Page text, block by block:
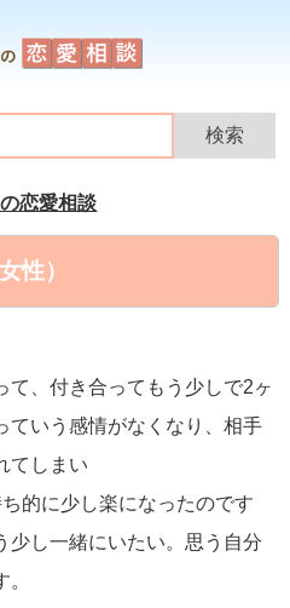
恋愛相談
性）
て、付き合ってもう少しで2ヶ
ていう感情がなくなり、相手
てしまい
的に少し楽になったのです
少し一緒にいたい。思う自分